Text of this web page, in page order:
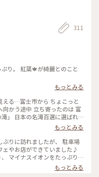
311
り。 紅葉🍁が綺麗とのこと
もっとみる
える…富士市から ちょこっと
かう途中 立ち寄ったのは 富
」 日本の名滝百選に選ばれ
白糸の滝」。 そのほとんど
ル、幅150メートルの 湾曲し
のような 女性的な美しさと
んやりと マイナスイオンた
ひとときに。 #風薫る#富士
山の湧水#美しい滝#音止めの
士山日和#ドライブ日和#美し
もっとみる
ぶりに訪れましたが、 駐車場
ェやお店ができていました♪
マイナスイオンをたっぷり
汗ばむ季節には最高ですね！
こそ、 この景色も当たり前
もっとみる